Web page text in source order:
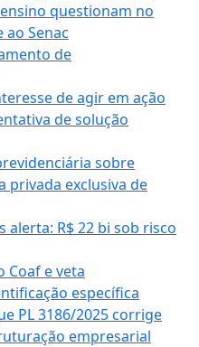
questionam no
ao Senac
de
de agir em ação
de solução
sobre
privada exclusiva de
R$ 22 bi sob risco
Coaf e veta
específica
PL 3186/2025 corrige
empresarial